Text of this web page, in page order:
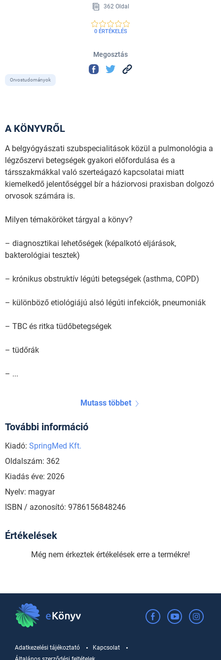
362 Oldal
0 ÉRTÉKELÉS
Megosztás
Orvostudományok
A KÖNYVRŐL
A belgyógyászati szubspecialitások közül a pulmonológia a
légzőszervi betegségek gyakori előfordulása és a
társszakmákkal való szerteágazó kapcsolatai miatt
kiemelkedő jelentőséggel bír a háziorvosi praxisban dolgozó
orvosok számára is.
Milyen témaköröket tárgyal a könyv?
– diagnosztikai lehetőségek (képalkotó eljárások,
bakterológiai tesztek)
– krónikus obstruktív légúti betegségek (asthma, COPD)
– különböző etiológiájú alsó légúti infekciók, pneumoniák
– TBC és ritka tüdőbetegségek
– tüdőrák
– ...
Mutass többet
További információ
Kiadó: SpringMed Kft.
Oldalszám: 362
Kiadás éve: 2026
Nyelv: magyar
ISBN / azonosító: 9786156848246
Értékelések
Még nem érkeztek értékelések erre a termékre!
Adatkezelési tájékoztató
Kapcsolat